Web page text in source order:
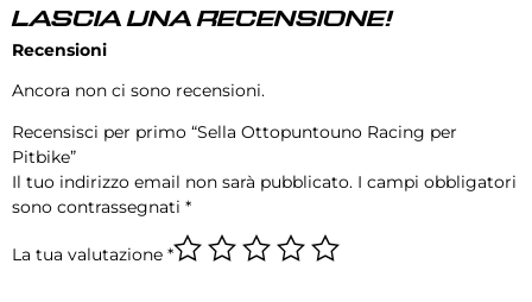
LASCIA UNA RECENSIONE!
Recensioni
Ancora non ci sono recensioni.
Recensisci per primo “Sella Ottopuntouno Racing per
Pitbike”
Il tuo indirizzo email non sarà pubblicato. I campi obbligatori
sono contrassegnati *
La tua valutazione *